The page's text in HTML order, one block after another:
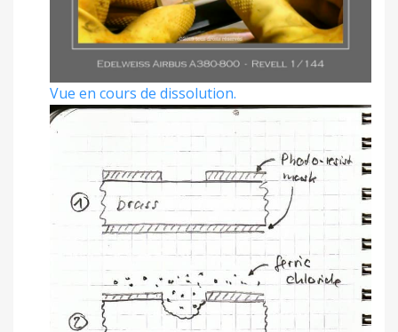
Vue en cours de dissolution.